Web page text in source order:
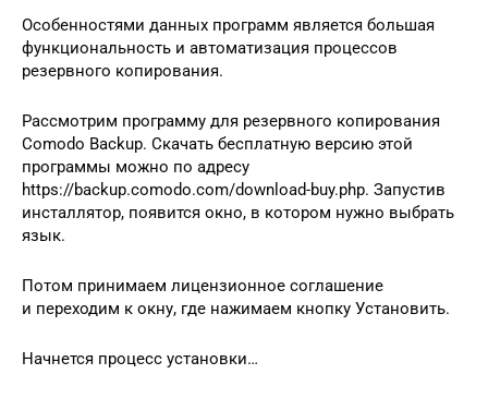
Особенностями данных программ является большая
функциональность и автоматизация процессов
резервного копирования.
Рассмотрим программу для резервного копирования
Comodo Backup. Скачать бесплатную версию этой
программы можно по адресу
https://backup.comodo.com/download-buy.php. Запустив
инсталлятор, появится окно, в котором нужно выбрать
язык.
Потом принимаем лицензионное соглашение
и переходим к окну, где нажимаем кнопку Установить.
Начнется процесс установки…